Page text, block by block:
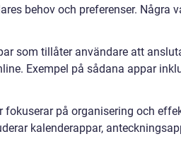
behov och preferenser. Några
som tillåter användare att
Exempel på sådana appar
fokuserar på organisering och
kalenderappar,